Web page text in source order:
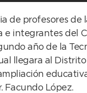
de profesores de
e integrantes del
año de la
llegara al
Facundo López.